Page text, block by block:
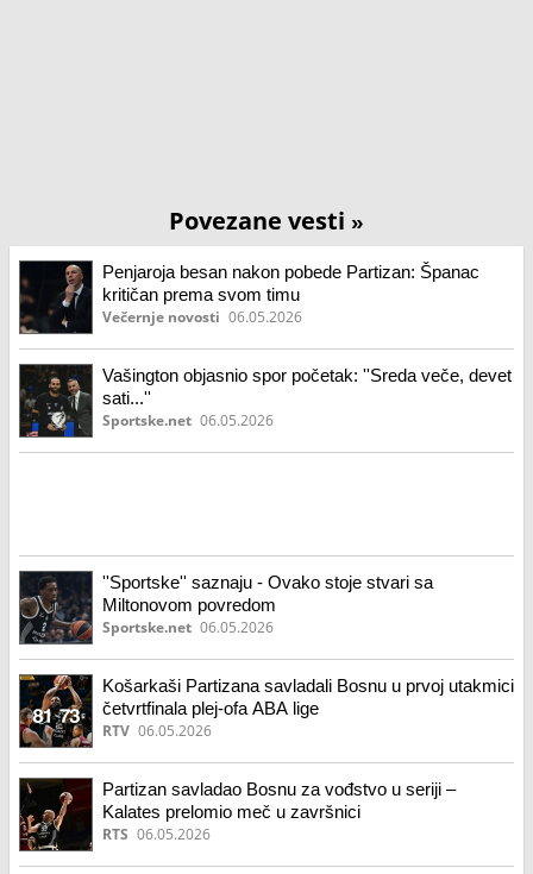
Povezane vesti »
Penjaroja besan nakon pobede Partizan: Španac
kritičan prema svom timu
Večernje novosti 06.05.2026
Vašington objasnio spor početak: ''Sreda veče, devet
sati...''
Sportske.net 06.05.2026
''Sportske'' saznaju - Ovako stoje stvari sa
Miltonovom povredom
Sportske.net 06.05.2026
Košarkaši Partizana savladali Bosnu u prvoj utakmici
četvrtfinala plej-ofa ABA lige
RTV 06.05.2026
Partizan savladao Bosnu za vođstvo u seriji –
Kalates prelomio meč u završnici
RTS 06.05.2026